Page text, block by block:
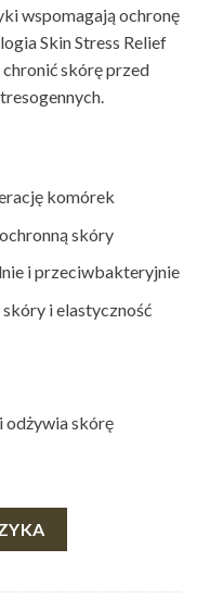
wspomagają ochronę
Skin Stress Relief
skórę przed
komórek
skóry
i przeciwbakteryjnie
i elastyczność
odżywia skórę